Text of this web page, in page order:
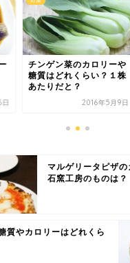
チンゲン菜のカロリーや
糖質はどれくらい？１株
あたりだと？
2016年5月9日
マルゲリータピザ
石窯工房のものは？
質やカロリーはどれくら